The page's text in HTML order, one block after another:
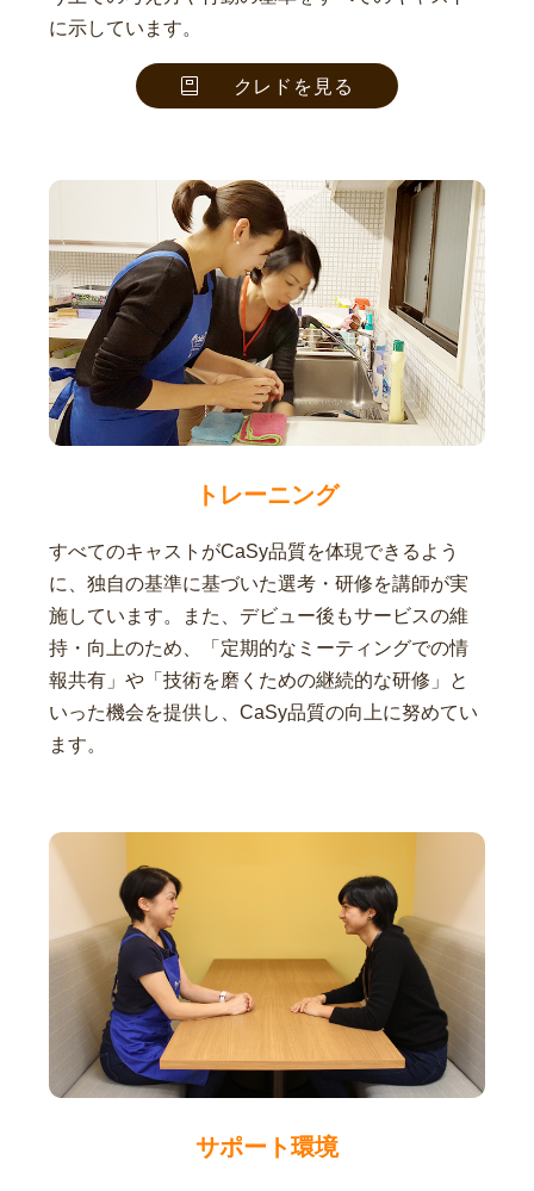
に示しています。
クレドを見る
トレーニング
すべてのキャストがCaSy品質を体現できるよう
に、独自の基準に基づいた選考・研修を講師が実
施しています。また、デビュー後もサービスの維
持・向上のため、「定期的なミーティングでの情
報共有」や「技術を磨くための継続的な研修」と
いった機会を提供し、CaSy品質の向上に努めてい
ます。
サポート環境